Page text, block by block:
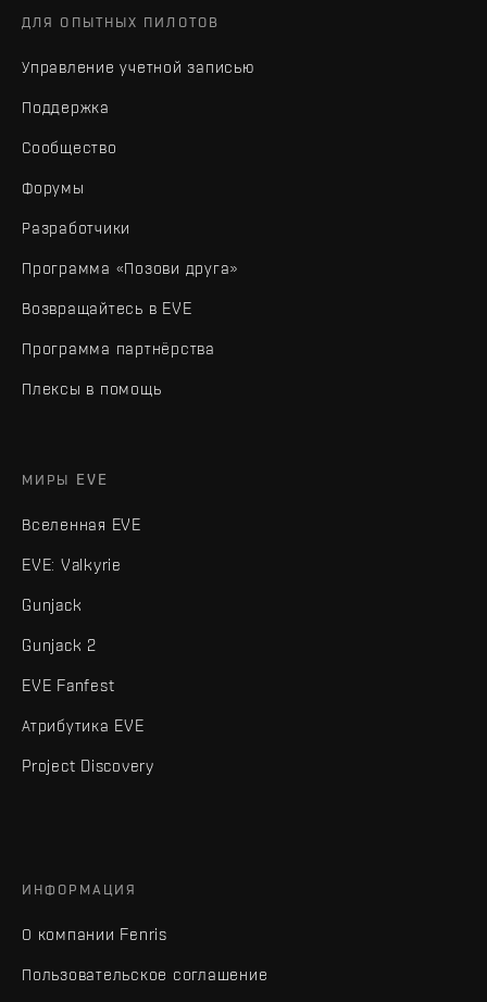
ДЛЯ ОПЫТНЫХ ПИЛОТОВ
Управление учетной записью
Поддержка
Сообщество
Форумы
Разработчики
Программа «Позови друга»
Возвращайтесь в EVE
Программа партнёрства
Плексы в помощь
МИРЫ EVE
Вселенная EVE
EVE: Valkyrie
Gunjack
Gunjack 2
EVE Fanfest
Атрибутика EVE
Project Discovery
ИНФОРМАЦИЯ
О компании Fenris
Пользовательское соглашение